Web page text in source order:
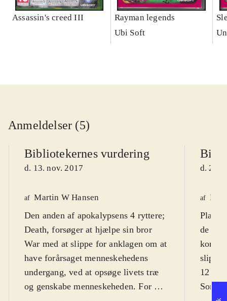
Assassin's creed III
Rayman legends
Ubi Soft
Anmeldelser (5)
Bibliotekernes vurdering
d. 13. nov. 2017
af Martin W Hansen
Den anden af apokalypsens 4 ryttere;
Death, forsøger at hjælpe sin bror
War med at slippe for anklagen om at
have forårsaget menneskehedens
undergang, ved at opsøge livets træ
og genskabe menneskeheden. For de
d. 23.
af
de lidt
12 år
Som